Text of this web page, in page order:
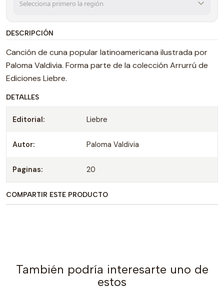
DESCRIPCIÓN
Canción de cuna popular latinoamericana ilustrada por
Paloma Valdivia. Forma parte de la colección Arrurrú de
Ediciones Liebre.
DETALLES
Editorial: Liebre
Autor: Paloma Valdivia
Paginas: 20
COMPARTIR ESTE PRODUCTO
También podría interesarte uno de
estos